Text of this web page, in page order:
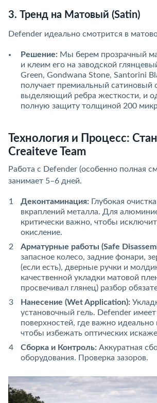
3. Тренд на Матовый (Satin)
Defender идеально смотрится в
Решение: Мы берем прозрачный
и клеим его на заводской
Green, Gondwana Stone, Santorini
получает премиальный сатиновый
выделяющий ребра жесткости, и
полную защиту толщиной 200
Технология и Процесс:
Creaiteve Team
Работа с Defender (особенно полная
занимает 5–6 дней.
Деконтаминация: Глубокая
вкраплений металла. Для
критически важно, чтобы
окисление.
Арматурные работы (Safe
запасное колесо, задние фонари,
(если есть), дверные ручки и
качественной укладки матовой
просвечивал глянец) разбор
Нанесение (Wet Application):
установочный гель. Defender
поверхностей, где важно идеально
чтобы избежать оптических
Сборка и Контроль: Аккуратная
оборудования. Проверка зазоров.